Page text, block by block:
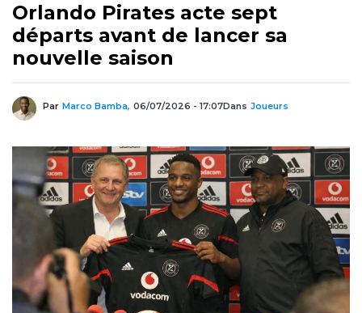
Orlando Pirates acte sept
départs avant de lancer sa
nouvelle saison
Par Marco Bamba, 06/07/2026 - 17:07Dans Joueurs